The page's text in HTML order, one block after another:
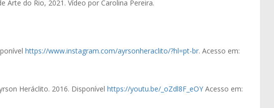
Arte do Rio, 2021. Vídeo por Carolina Pereira.
https://www.instagram.com/ayrsonheraclito/?hl=pt-br. Acesso em:
Heráclito. 2016. Disponível https://youtu.be/_oZdl8F_eOY Acesso em: